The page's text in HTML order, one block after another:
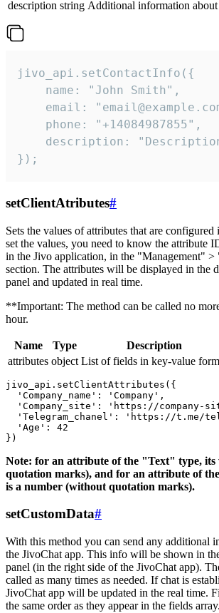
description string Additional information
jivo_api.setContactInfo({
    name: "John Smith",
email:
    phone: "+14084987855",
description:
});
setClientAtributes#
Sets the values ​​of attributes that are
set the values, you need to know the attribute
in the Jivo application, in the "Management"
section. The attributes will be displayed in the
panel and updated in real time.
**Important: The method can be called no
hour.
Name Type
Description
attributes object List of fields in key-value
jivo_api.setClientAttributes({
  'Company_name': 'Company',
'Company_site': 'https://company-
'Telegram_chanel': 'https://t.me/
  'Age': 42
Note: for an attribute of the "Text" type, its
quotation marks), and for an attribute of
is a number (without quotation marks).
setCustomData#
With this method you can send any additional
the JivoChat app. This info will be shown in
panel (in the right side of the JivoChat app).
called as many times as needed. If chat is
JivoChat app will be updated in the real time.
the same order as they appear in the fields array.